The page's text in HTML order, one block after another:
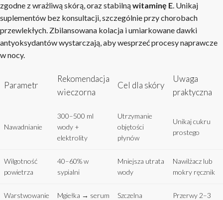
zgodne z wrażliwą skórą, oraz stabilnąwitaminę E. Unikaj
suplementów bez konsultacji, szczególnie przy chorobach
przewlekłych. Zbilansowana kolacja i umiarkowane dawki
antyoksydantów wystarczają, aby wesprzeć procesy naprawcze
w nocy.
Parametr
Rekomendacja
wieczorna
Cel dla skóry
Uwaga
praktyczna
Nawadnianie
300–500 ml
wody +
elektrolity
Utrzymanie
objętości
płynów
Unikaj cukru
prostego
Wilgotność
powietrza
40–60% w
sypialni
Mniejsza utrata
wody
Nawilżacz lub
mokry ręcznik
Warstwowanie
Mgiełka → serum
Szczelna
Przerwy 2–3